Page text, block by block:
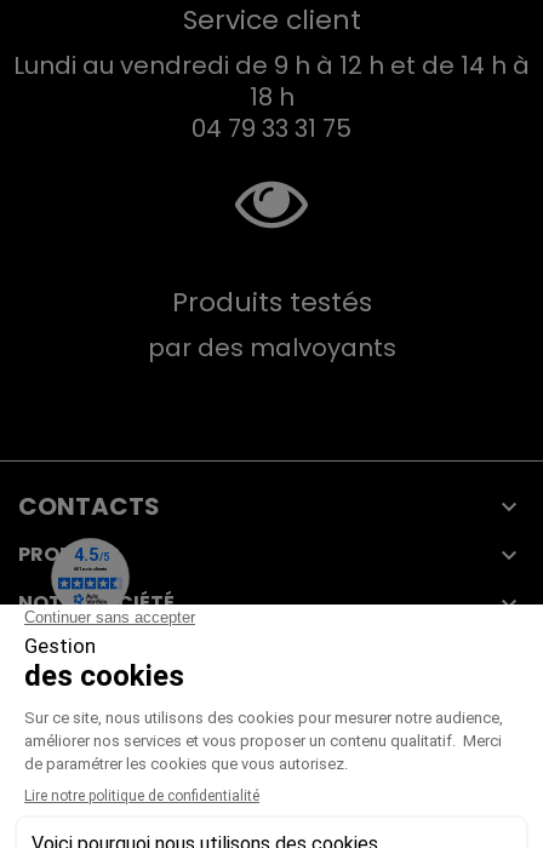
Service client
Lundi au vendredi de 9 h à 12 h et de 14 h à
18 h
04 79 33 31 75
Produits testés
par des malvoyants
CONTACTS 
PRODUITS 
NOTRE SOCIÉTÉ 
VOTRE COMPTE
CGV|CGU |Mentions légales
Paiement sécurisé